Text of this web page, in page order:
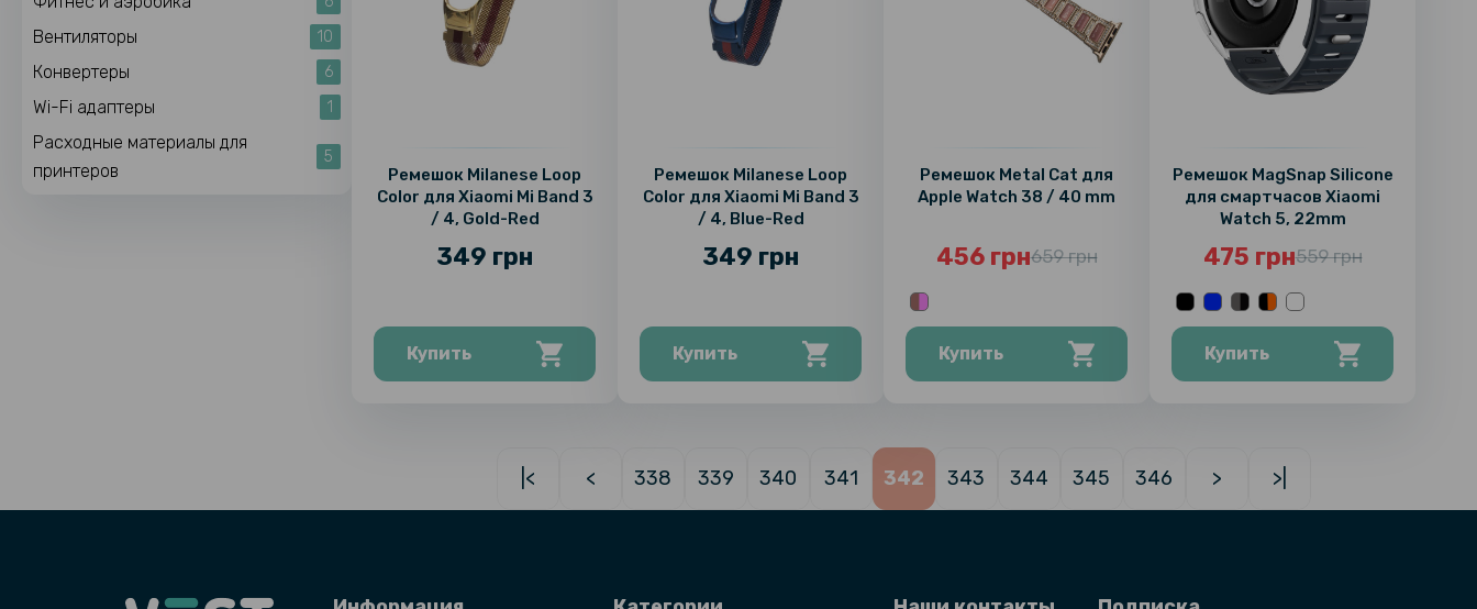
Вентиляторы 10
Конвертеры 6
Wi-Fi адаптеры 1
Расходные материалы для
принтеров
5
Ремешок Milanese Loop
Color для Xiaomi Mi Band 3
/ 4, Gold-Red
349 грн
Купить
Ремешок Milanese Loop
Color для Xiaomi Mi Band 3
/ 4, Blue-Red
349 грн
Купить
Ремешок Metal Cat для
Apple Watch 38 / 40 mm
456 грн659 грн
Купить
Ремешок MagSnap Silicone
для смартчасов Xiaomi
Watch 5, 22mm
475 грн559 грн
Купить
|< < 338 339 340 341 342 343 344 345 346 > >|